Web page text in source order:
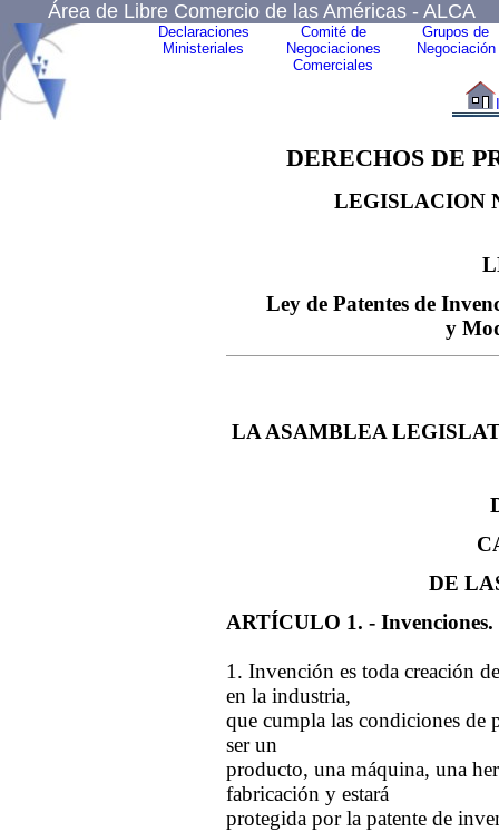
Área de Libre Comercio de las Américas - ALCA
Declaraciones
Ministeriales
Comité de
Negociaciones
Comerciales
Grupos de
Negociación
DERECHOS DE
LEGISLACION
Ley de Patentes de
y
LA ASAMBLEA
DE
ARTÍCULO 1. - Invenciones.
1. Invención es toda creación
en la industria,
que cumpla las condiciones de
ser un
producto, una máquina, una
fabricación y estará
protegida por la patente de